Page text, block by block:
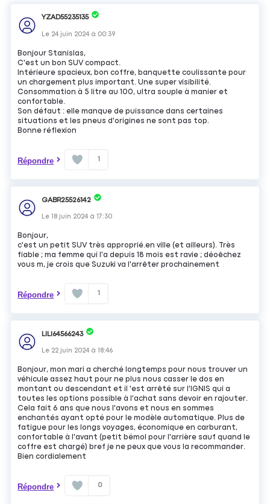
YZAD55235135
Le 24 juin 2024 à 00:39
Bonjour Stanislas,
C'est un bon SUV compact.
Intérieure spacieux, bon coffre, banquette coulissante pour
un chargement plus important. Une super visibilité.
Consommation à 5 litre au 100, ultra souple à manier et
confortable.
Son défaut : elle manque de puissance dans certaines
situations et les pneus d'origines ne sont pas top.
Bonne réflexion
Répondre 1
GABR25526142
Le18 juin 2024 à17:30
Bonjour,
c'est un petit SUV très approprié.en ville (et ailleurs). Très
fiable ; ma femme qui l'a depuis 18 mois est ravie ; déoêchez
vous m, je crois que Suzuki va l'arrêter prochainement
Répondre 1
LILI64566243
Le 22 juin 2024 à18:46
Bonjour, mon mari a cherché longtemps pour nous trouver un
véhicule assez haut pour ne plus nous casser le dos en
montant ou descendant et il 'est arrêté sur l'IGNIS qui a
toutes les options possible à l'achat sans devoir en rajouter.
Cela fait 6 ans que nous l'avons et nous en sommes
enchantés ayant opté pour le modèle automatique. Plus de
fatigue pour les longs voyages, économique en carburant,
confortable à l'avant (petit bémol pour l'arrière sauf quand le
coffre est chargé) bref je ne peux que vous la recommander.
Bien cordialement
Répondre 0